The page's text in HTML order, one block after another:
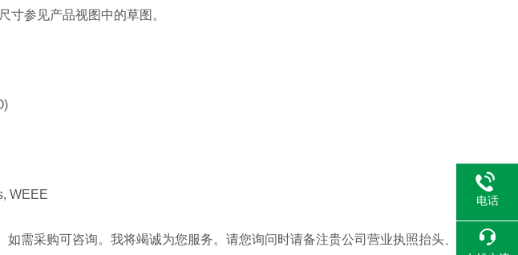
品视图中的草图。
需采购可咨询。我将竭诚为您服务。请您询问时请备注贵公司营业执照抬头、
电话